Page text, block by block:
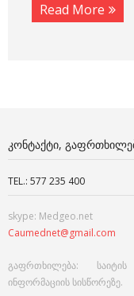
Read More
ᲙᲝᲜᲢᲐᲥᲢᲘ,
TEL.: 577 235 400
skype: Medgeo.net
Caumednet@gmail.com
გაფრთხილება: საიტის
ინფორმაციის სისწორეზე.